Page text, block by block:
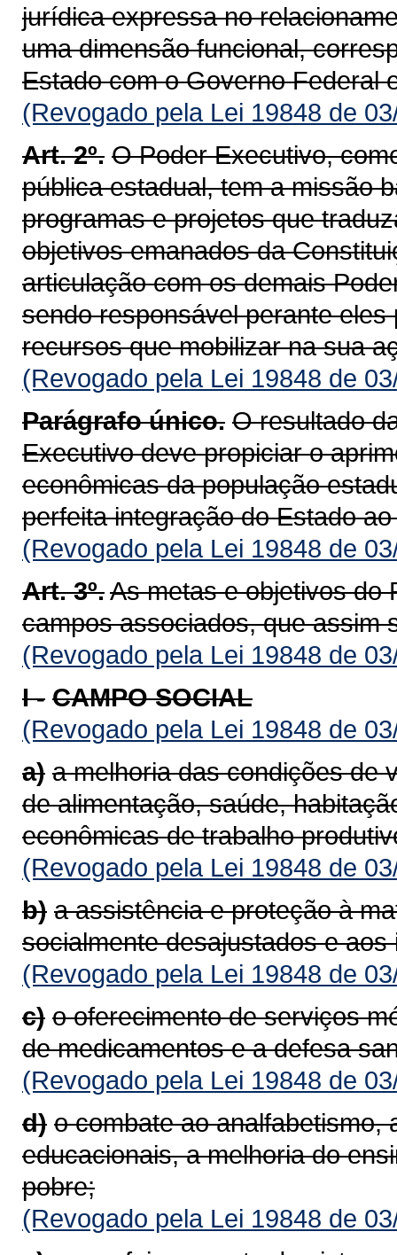
jurídica expressa no
uma dimensão funcional,
Estado com o Governo Federal
(Revogado pela Lei 19848 de
Art. 2º. O Poder Executivo,
pública estadual, tem a missão
programas e projetos que
objetivos emanados da
articulação com os demais
sendo responsável perante
recur­sos que mobilizar na sua
(Revogado pela Lei 19848 de
Parágrafo único. O resultado
Executivo deve propiciar o
econômicas da população
perfeita integração do Estado
(Revogado pela Lei 19848 de
Art. 3º.As metas e objetivos do
campos associados, que assim
(Revogado pela Lei 19848 de
I - CAMPO SOCIAL
(Revogado pela Lei 19848 de
a) a melhoria das condições de
de alimentação, saúde,
econômicas de trabalho
(Revogado pela Lei 19848 de
b) a assistência e proteção à
socialmente desajustados e aos
(Revogado pela Lei 19848 de
c) o oferecimento de serviços
de medicamentos e a defesa
(Revogado pela Lei 19848 de
d) o combate ao analfabetismo,
educacionais, a melhoria do
pobre;
(Revogado pela Lei 19848 de